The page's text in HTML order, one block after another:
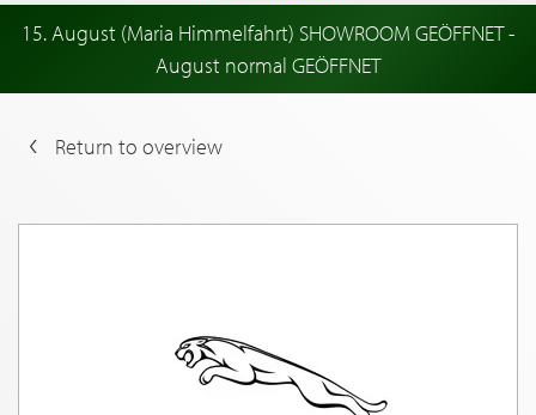
15. August (Maria Himmelfahrt) SHOWROOM GEÖFFNET -
August normal GEÖFFNET
Return to overview